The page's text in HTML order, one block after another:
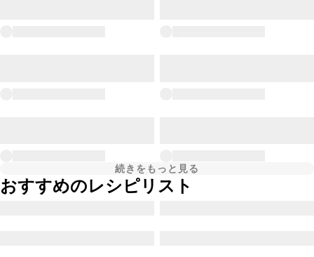
続きをもっと見る
おすすめのレシピリスト